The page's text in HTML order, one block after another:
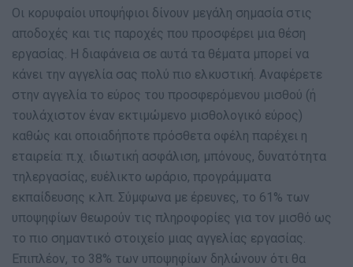
Οι κορυφαίοι υποψήφιοι δίνουν μεγάλη σημασία στις
αποδοχές και τις παροχές που προσφέρει μια θέση
εργασίας. Η διαφάνεια σε αυτά τα θέματα μπορεί να
κάνει την αγγελία σας πολύ πιο ελκυστική. Αναφέρετε
στην αγγελία το εύρος του προσφερόμενου μισθού (ή
τουλάχιστον έναν εκτιμώμενο μισθολογικό εύρος)
καθώς και οποιαδήποτε πρόσθετα οφέλη παρέχει η
εταιρεία: π.χ. ιδιωτική ασφάλιση, μπόνους, δυνατότητα
τηλεργασίας, ευέλικτο ωράριο, προγράμματα
εκπαίδευσης κ.λπ. Σύμφωνα με έρευνες, το 61% των
υποψηφίων θεωρούν τις πληροφορίες για τον μισθό ως
το πιο σημαντικό στοιχείο μιας αγγελίας εργασίας.
Επιπλέον, το 38% των υποψηφίων δηλώνουν ότι θα